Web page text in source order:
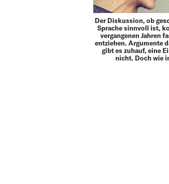
Der Diskussion, ob
Sprache sinnvoll ist,
vergangenen Jahren
entziehen. Argumente
gibt es zuhauf, eine
nicht. Doch wie